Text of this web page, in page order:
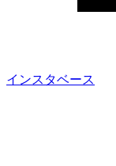
インスタベース